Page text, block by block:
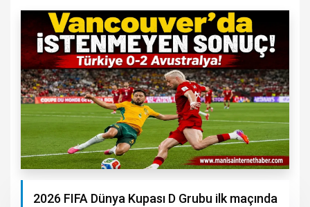
2026 FIFA Dünya Kupası D Grubu ilk maçında